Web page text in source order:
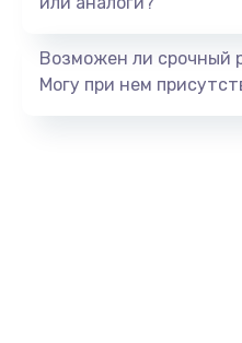
Возможен ли срочный
Могу при нем